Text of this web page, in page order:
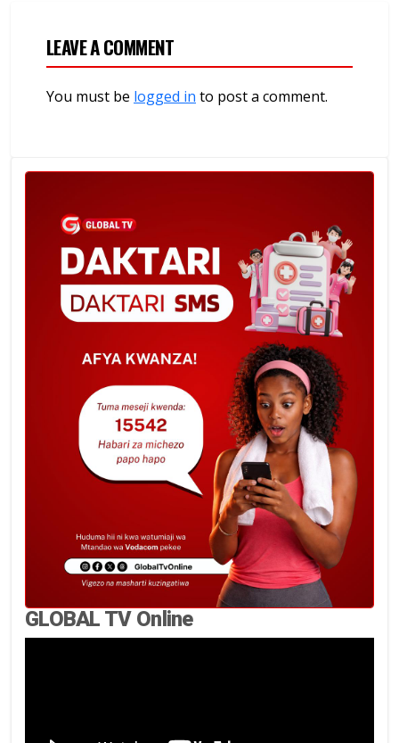
LEAVE A COMMENT
You must be logged in to post a comment.
GLOBAL TV Online